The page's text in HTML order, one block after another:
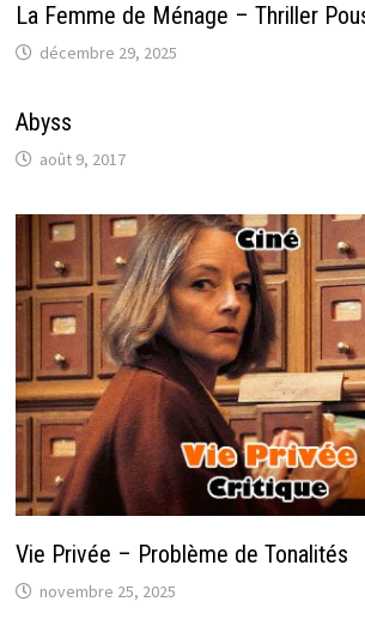
La Femme de Ménage – Thriller
décembre 29, 2025
Abyss
août 9, 2017
Vie Privée – Problème de Tonalités
novembre 25, 2025